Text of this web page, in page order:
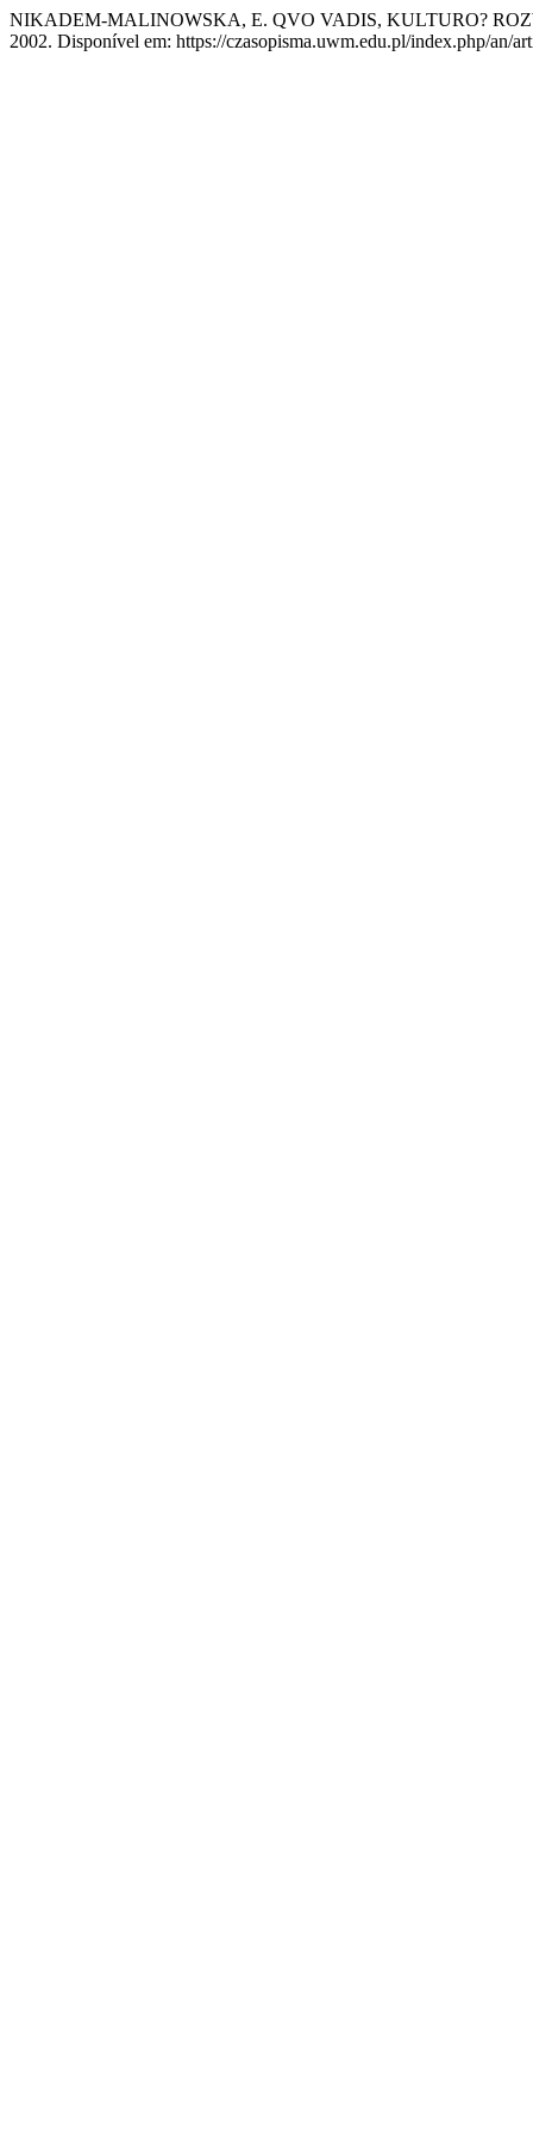
NIKADEM-MALINOWSKA, E. QVO VADIS, KULTURO?
2002. Disponível em: https://czasopisma.uwm.edu.pl/index.php/an/